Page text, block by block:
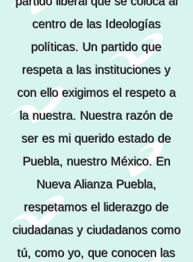
centro de las Ideologías
políticas. Un partido que
respeta a las instituciones y
con ello exigimos el respeto a
la nuestra. Nuestra razón de
ser es mi querido estado de
Puebla, nuestro México. En
Nueva Alianza Puebla,
respetamos el liderazgo de
ciudadanas y ciudadanos como
tú, como yo, que conocen las